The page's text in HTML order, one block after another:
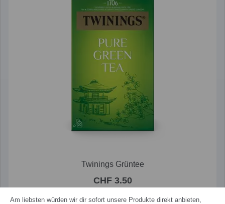
Twinings Grüntee
CHF 3.50
Am liebsten würden wir dir sofort unsere Produkte direkt anbieten,